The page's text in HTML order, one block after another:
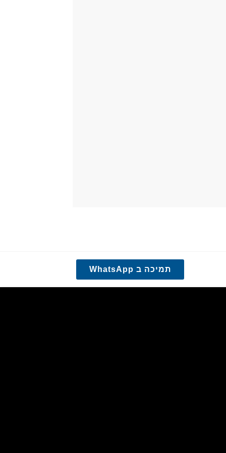
תמיכה ב WhatsApp